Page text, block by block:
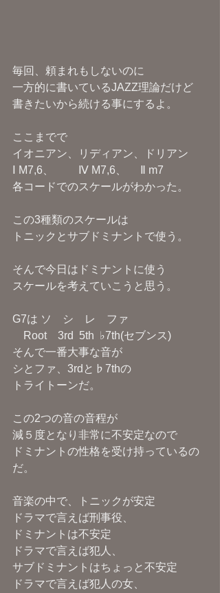
毎回、頼まれもしないのに
一方的に書いているJAZZ理論だけど
書きたいから続ける事にするよ。
ここまでで
イオニアン、リディアン、ドリアン
Ⅰ M7,6、　　 Ⅳ M7,6、　 Ⅱ m7
各コードでのスケールがわかった。
この3種類のスケールは
トニックとサブドミナントで使う。
そんで今日はドミナントに使う
スケールを考えていこうと思う。
G7は ソ　シ　レ　ファ
Root    3rd  5th  ♭7th(セブンス)
そんで一番大事な音が
シとファ、3rdと♭7thの
トライトーンだ。
この2つの音の音程が
減５度となり非常に不安定なので
ドミナントの性格を受け持っているの
だ。
音楽の中で、トニックが安定
ドラマで言えば刑事役、
ドミナントは不安定
ドラマで言えば犯人、
サブドミナントはちょっと不安定
ドラマで言えば犯人の女、